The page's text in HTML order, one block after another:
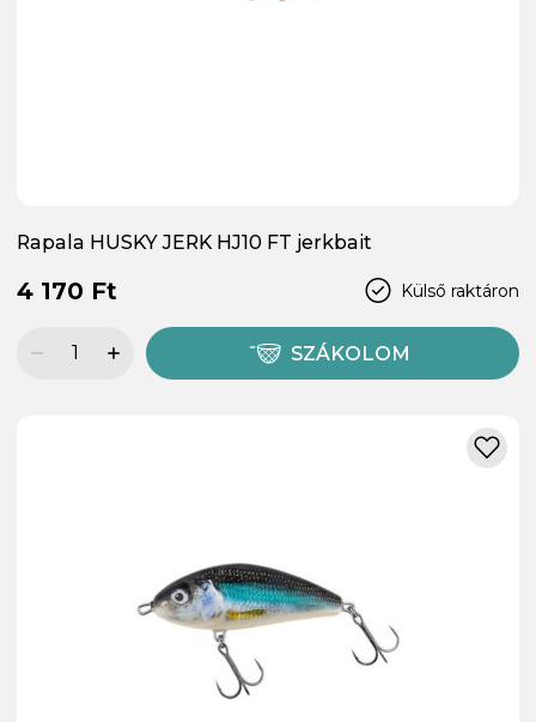
Rapala HUSKY JERK HJ10 FT jerkbait
Külső raktáron
4 170 Ft
SZÁKOLOM